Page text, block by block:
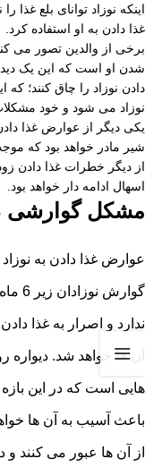
اینکه نوزاد توانای بلع غذا
غذا دادن به او استفاده کرد.
برخی از والدین تصور می
شدن او است که این یک
دادن نوزاد را چاق کنند؛
نوزاد می شود و خود
یکی دیگر از عوارض غذا
شیر مادر خواهد بود که
از دیگر خطرات غذا دادن
اسهال ادامه دار خواهد بود.
مشکل گوارشی
عوارض غذا دادن به
ندارد و اصرار به غذا
هایی است که در این
باعث آسیب به آن ها
از آن ها عبور می کنند